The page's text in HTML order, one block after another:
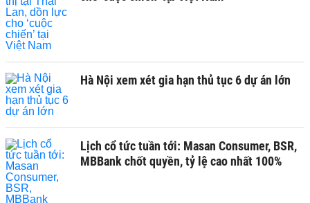
Hà Nội xem xét gia hạn thủ tục 6 dự án lớn
Lịch cổ tức tuần tới: Masan Consumer, BSR,
MBBank chốt quyền, tỷ lệ cao nhất 100%